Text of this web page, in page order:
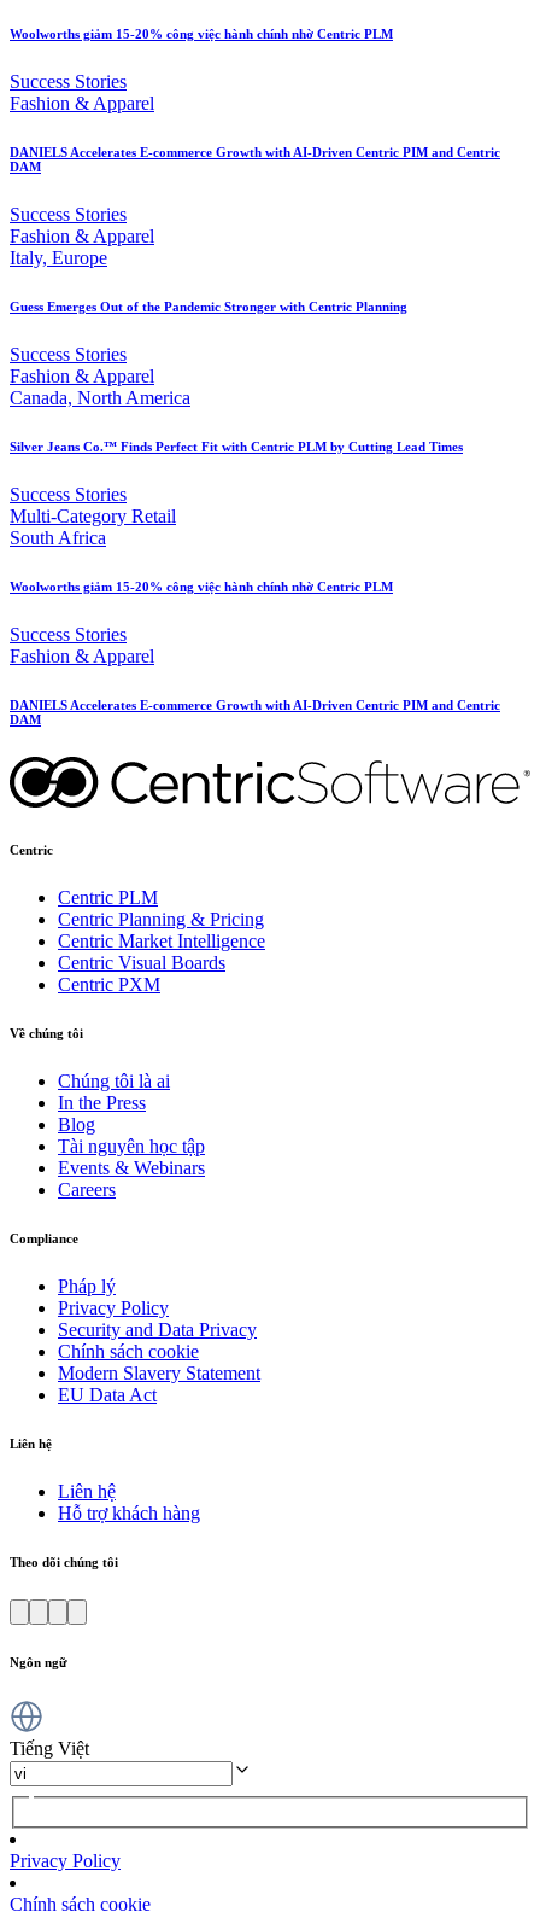
Woolworths giảm 15-20% công việc hành chính nhờ Centric PLM
Success Stories
Fashion & Apparel
DANIELS Accelerates E-commerce Growth with AI-Driven Centric PIM and Centric
DAM
Success Stories
Fashion & Apparel
Italy, Europe
Guess Emerges Out of the Pandemic Stronger with Centric Planning
Success Stories
Fashion & Apparel
Canada, North America
Silver Jeans Co.™ Finds Perfect Fit with Centric PLM by Cutting Lead Times
Success Stories
Multi-Category Retail
South Africa
Woolworths giảm 15-20% công việc hành chính nhờ Centric PLM
Success Stories
Fashion & Apparel
DANIELS Accelerates E-commerce Growth with AI-Driven Centric PIM and Centric
DAM
Centric
Centric PLM
Centric Planning & Pricing
Centric Market Intelligence
Centric Visual Boards
Centric PXM
Về chúng tôi
Chúng tôi là ai
In the Press
Blog
Tài nguyên học tập
Events & Webinars
Careers
Compliance
Pháp lý
Privacy Policy
Security and Data Privacy
Chính sách cookie
Modern Slavery Statement
EU Data Act
Liên hệ
Liên hệ
Hỗ trợ khách hàng
Theo dõi chúng tôi
Ngôn ngữ
Tiếng Việt
Privacy Policy
Chính sách cookie